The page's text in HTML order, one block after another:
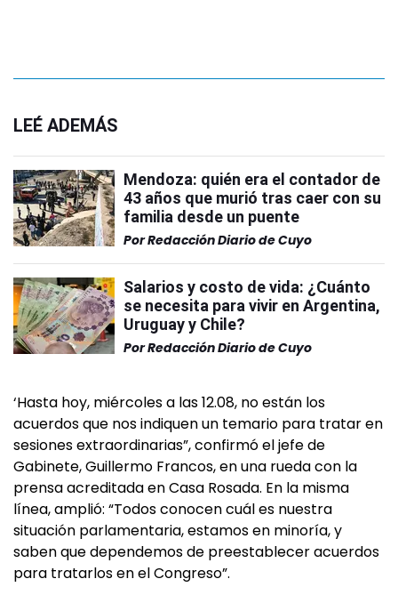
LEÉ ADEMÁS
Mendoza: quién era el contador de
43 años que murió tras caer con su
familia desde un puente
PorRedacción Diario de Cuyo
Salarios y costo de vida: ¿Cuánto
se necesita para vivir en Argentina,
Uruguay y Chile?
PorRedacción Diario de Cuyo
‘Hasta hoy, miércoles a las 12.08, no están los
acuerdos que nos indiquen un temario para tratar en
sesiones extraordinarias”, confirmó el jefe de
Gabinete, Guillermo Francos, en una rueda con la
prensa acreditada en Casa Rosada. En la misma
línea, amplió: “Todos conocen cuál es nuestra
situación parlamentaria, estamos en minoría, y
saben que dependemos de preestablecer acuerdos
para tratarlos en el Congreso”.